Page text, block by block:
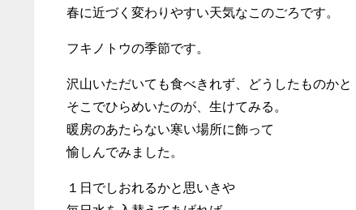
春に近づく変わりやすい天気なこのごろです。
フキノトウの季節です。
沢山いただいても食べきれず、どうしたものかと
そこでひらめいたのが、生けてみる。
暖房のあたらない寒い場所に飾って
愉しんでみました。
１日でしおれるかと思いきや